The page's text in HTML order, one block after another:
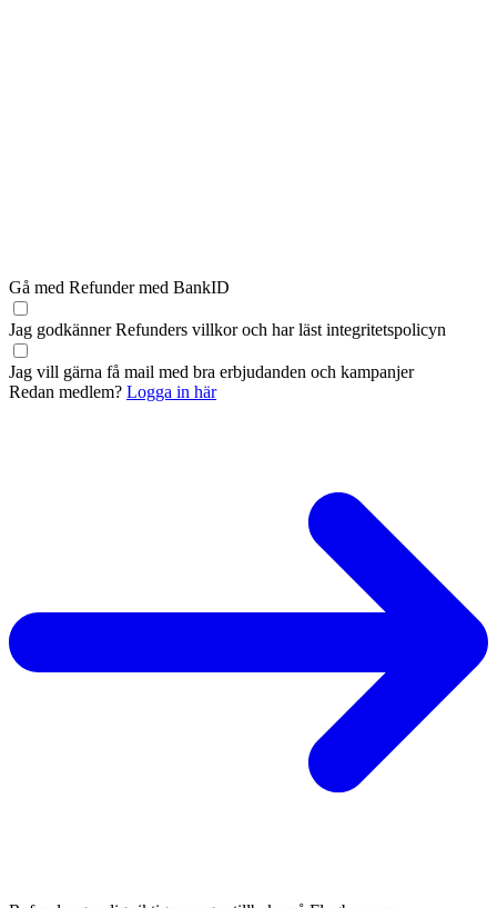
Gå med Refunder med BankID
Jag godkänner Refunders villkoroch har läst integritetspolicyn
Jag vill gärna få mail med bra erbjudanden och kampanjer
Redan medlem? Logga in här